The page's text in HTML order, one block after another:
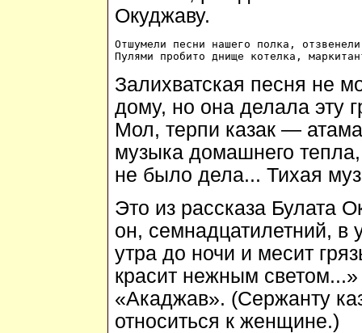
Окуджаву.
Отшумели песни нашего полка,
Залихватская песня не
дому, но она делала эту
Мол, терпи казак —
музыка домашнего
не было дела... Тихая
Это из рассказа Булата
он, семнадцатилетний, в
утра до ночи и месит
красит нежным
«Акаджав». (Сержанту
относиться к женщине.)